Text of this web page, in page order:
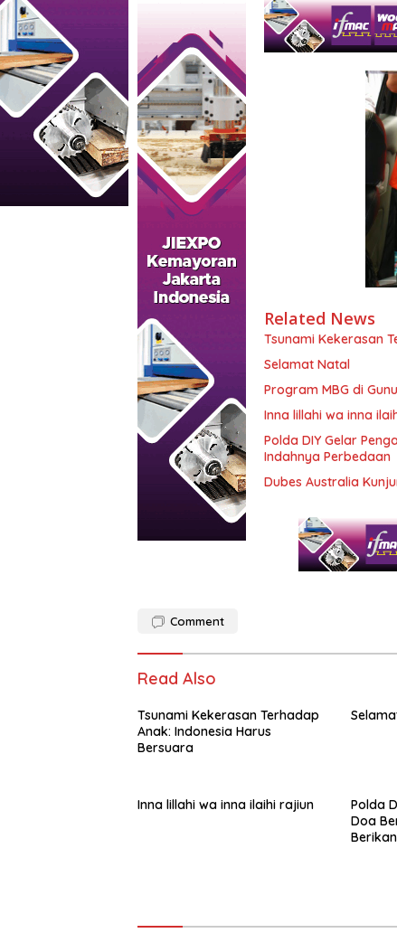
Related News
Tsunami Kekerasan
Selamat Natal
Program MBG di
Inna lillahi wa inna
Polda DIY Gelar
Indahnya Perbedaan
Dubes Australia
Comment
Read Also
Tsunami Kekerasan Terhadap
Anak: Indonesia Harus
Bersuara
Inna lillahi wa inna ilaihi rajiun
Polda
Doa